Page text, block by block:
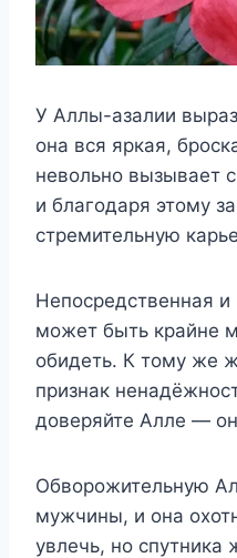
У Аллы-азалии
она вся яркая,
невольно вызывает
и благодаря этому
стремительную
Непосредственная
может быть крайне
обидеть. К тому же
признак
доверяйте Алле —
Обворожительную
мужчины, и она
увлечь, но спутника